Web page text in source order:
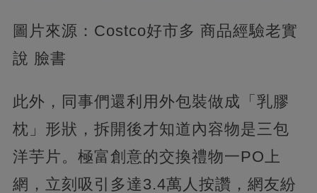
圖片來源：Costco好市多 商品經驗老實
說 臉書
此外，同事們還利用外包裝做成「乳膠
枕」形狀，拆開後才知道內容物是三包
洋芋片。極富創意的交換禮物一PO上
網，立刻吸引多達3.4萬人按讚，網友紛